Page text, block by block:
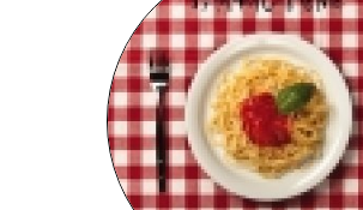
RADIO